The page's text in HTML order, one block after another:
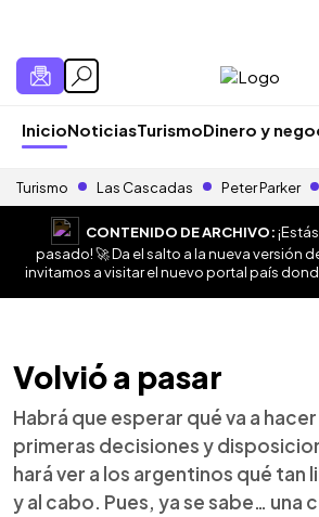
InicioNoticiasTurismoDinero y
Turismo Las Cascadas Peter Parker
CONTENIDO DE ARCHIVO:
pasado! 🚀 Da el salto a la nueva versión
invitamos a visitar el nuevo portal país
Volvió a pasar
Habrá que esperar qué va a
primeras decisiones y
hará ver a los argentinos qué tan
y al cabo. Pues, ya se sabe… una